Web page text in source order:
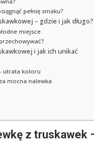
pełnię smaku?
– gdzie i jak długo?
miejsce
i jak ich unikać
utrata koloru
mocna nalewka
z truskawek